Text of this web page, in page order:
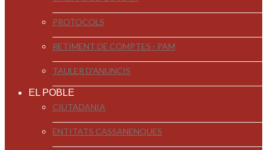
PROTOCOLS
RETIMENT DE COMPTES - PAM
TAULER D'ANUNCIS
EL POBLE
CIUTADANIA
ENTITATS CASSANENQUES